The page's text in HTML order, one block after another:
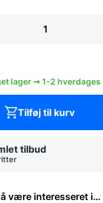
lager ➞ 1-2
tilbud
Tilføj til kurv
være interesseret i…